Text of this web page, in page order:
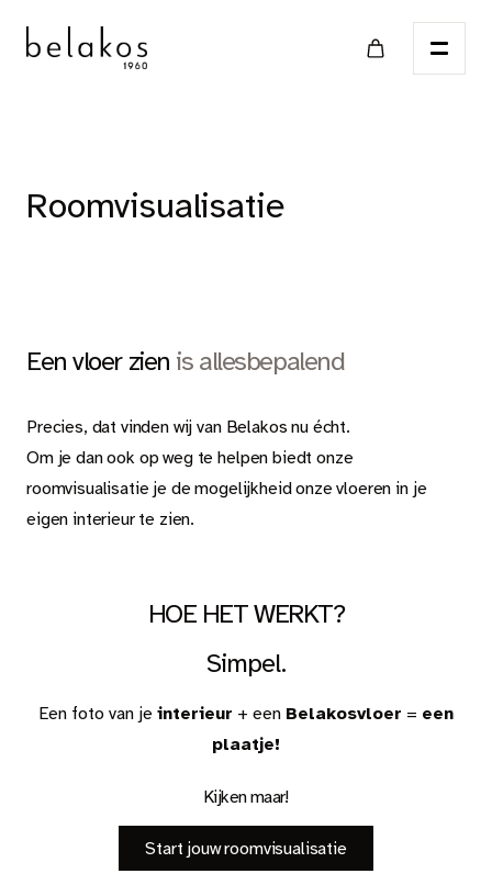
Home
Catalogus
PVC
Tapijt
Veel gestelde vragen
Roomvisualisatie
Een vloer zien is allesbepalend
Precies, dat vinden wij van Belakos nu écht.
Om je dan ook op weg te helpen biedt onze
roomvisualisatie je de mogelijkheid onze vloeren in je
eigen interieur te zien.
HOE HET WERKT?
Simpel.
Een foto van je interieur + een Belakosvloer = een
plaatje!
Kijken maar!
Start jouw roomvisualisatie